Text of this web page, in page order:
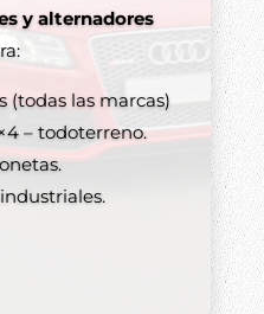
y alternadores
(todas las marcas)
– todoterreno.